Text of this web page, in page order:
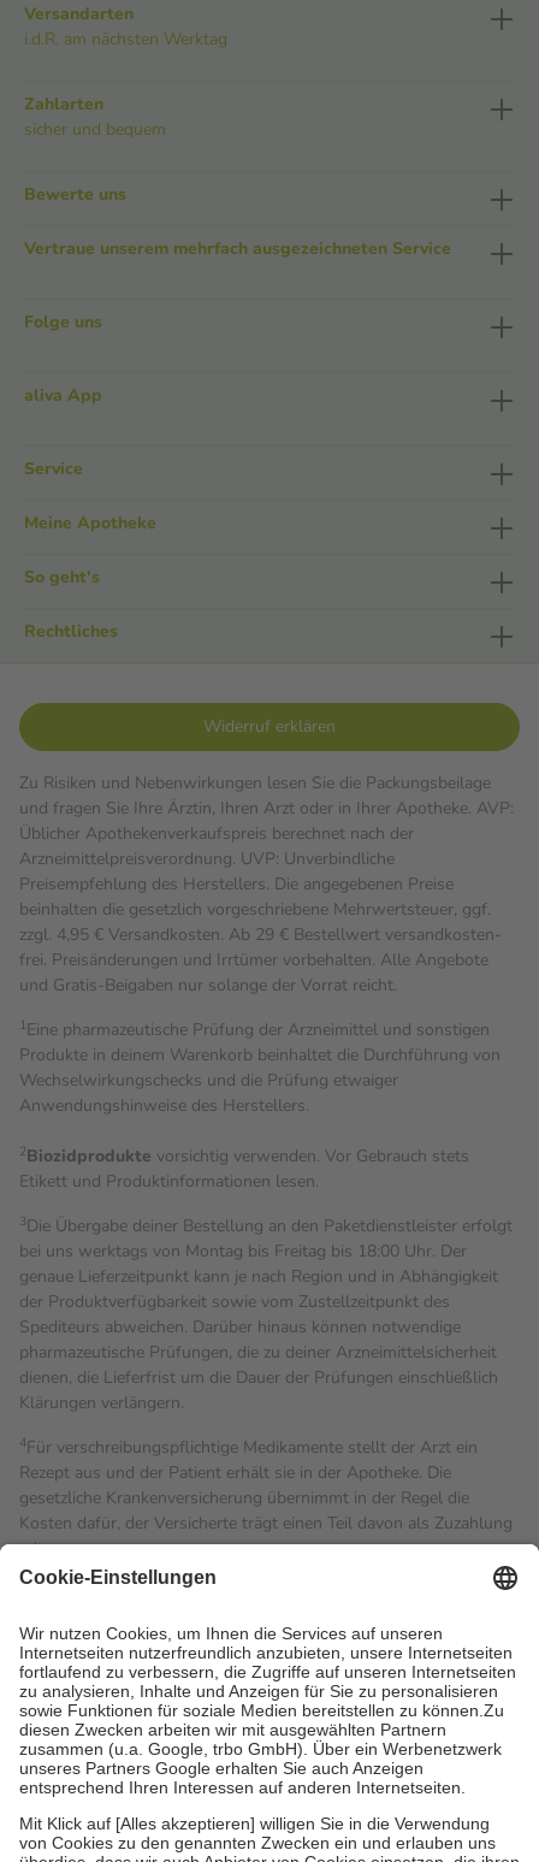
Versandarten
i.d.R. am nächsten Werktag
Zahlarten
sicher und bequem
Bewerte uns
Vertraue unserem mehrfach ausgezeichneten Service
Folge uns
aliva App
Service
Meine Apotheke
So geht's
Rechtliches
Widerruf erklären
Zu Risiken und Nebenwirkungen lesen Sie die Packungsbeilage
und fragen Sie Ihre Ärztin, Ihren Arzt oder in Ihrer Apotheke. AVP:
Üblicher Apothekenverkaufspreis berechnet nach der
Arzneimittelpreisverordnung. UVP: Unverbindliche
Preisempfehlung des Herstellers. Die angegebenen Preise
beinhalten die gesetzlich vorgeschriebene Mehrwertsteuer, ggf.
zzgl. 4,95 € Versandkosten. Ab 29 € Bestell­wert versand­kosten­
frei. Preisänderungen und Irrtümer vorbehalten. Alle Angebote
und Gratis-Beigaben nur solange der Vorrat reicht.
1Eine pharmazeutische Prüfung der Arzneimittel und sonstigen
Produkte in deinem Warenkorb beinhaltet die Durchführung von
Wechselwirkungschecks und die Prüfung etwaiger
Anwendungshinweise des Herstellers.
2Biozidprodukte vorsichtig verwenden. Vor Gebrauch stets
Etikett und Produktinformationen lesen.
3Die Übergabe deiner Bestellung an den Paketdienstleister erfolgt
bei uns werktags von Montag bis Freitag bis 18:00 Uhr. Der
genaue Lieferzeitpunkt kann je nach Region und in Abhängigkeit
der Produktverfügbarkeit sowie vom Zustellzeitpunkt des
Spediteurs abweichen. Darüber hinaus können notwendige
pharmazeutische Prüfungen, die zu deiner Arzneimittelsicherheit
dienen, die Lieferfrist um die Dauer der Prüfungen einschließlich
Klärungen verlängern.
4Für verschreibungspflichtige Medikamente stellt der Arzt ein
Rezept aus und der Patient erhält sie in der Apotheke. Die
gesetzliche Krankenversicherung übernimmt in der Regel die
Kosten dafür, der Versicherte trägt einen Teil davon als Zuzahlung
mit.
Grundsätzlich leisten Mitglieder Zuzahlungen in Höhe von zehn
höchstens zehn Euro.
Es sind jedoch nie mehr als die
tatsächlichen Kosten der Leistung zu entrichten.
Diese Regeln gelten grundsätzlich auch für Online-Apotheken.
Bei Heilmitteln und häuslicher Krankenpflege beträgt die
Zuzahlung zehn Prozent der Kosten sowie zehn Euro je
Verordnung.
Um das Engagement der Versicherten für ihre eigene Gesundheit
zu stärken und die besondere Stellung der Familie zu unterstützen,
fallenkeine Zuzahlungenan bei:
• Kindern und Jugendlichen bis zum vollendeten 18. Lebensjahr